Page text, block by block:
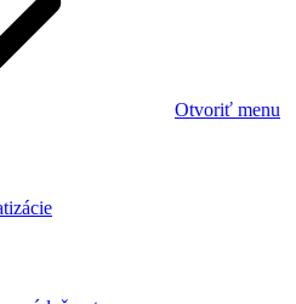
Otvoriť menu